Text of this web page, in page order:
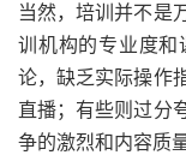
当然，培训并不是
训机构的专业度和
论，缺乏实际操作
直播；有些则过分
争的激烈和内容质